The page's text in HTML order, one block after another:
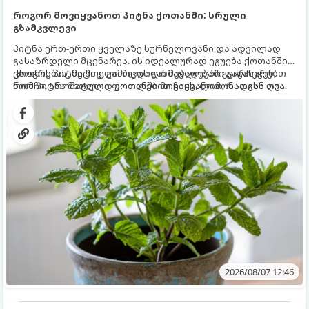
როგორ მოვიყვანოთ პიტნა ქოთანში: სრული
გზამკვლევი
პიტნა ერთ-ერთი ყველაზე სურნელოვანი და ადვილად
გასაზრდელი მცენარეა. ის იდეალურად ეგუება ქოთანში
ცხოვრებას, მეტიც, გამოცდილი მებაღეები გვირჩევენ,
რომ პიტნა მხოლოდ ქოთანში მოვიყვანოთ, რადგან ღია
გრუნტში (ბაღში) დარგვისას ის ფესვებით ძალიან
სწრაფად ვრცელდება და სხვა მცენარეებს ავიწროებს.
ქოთნის პიტნა მთელი წლის განმავლობაში გაგახარებთ
ნორჩი, არომატული ფოთლებით ჩაის, ლიმონათისა თუ
კერძებისთვის.
2026/08/07 12:46